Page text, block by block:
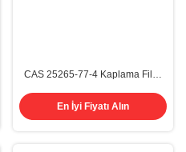
CAS 25265-77-4 Kaplama Filmi
Organik Kimya Solventleri
En İyi Fiyatı Alın